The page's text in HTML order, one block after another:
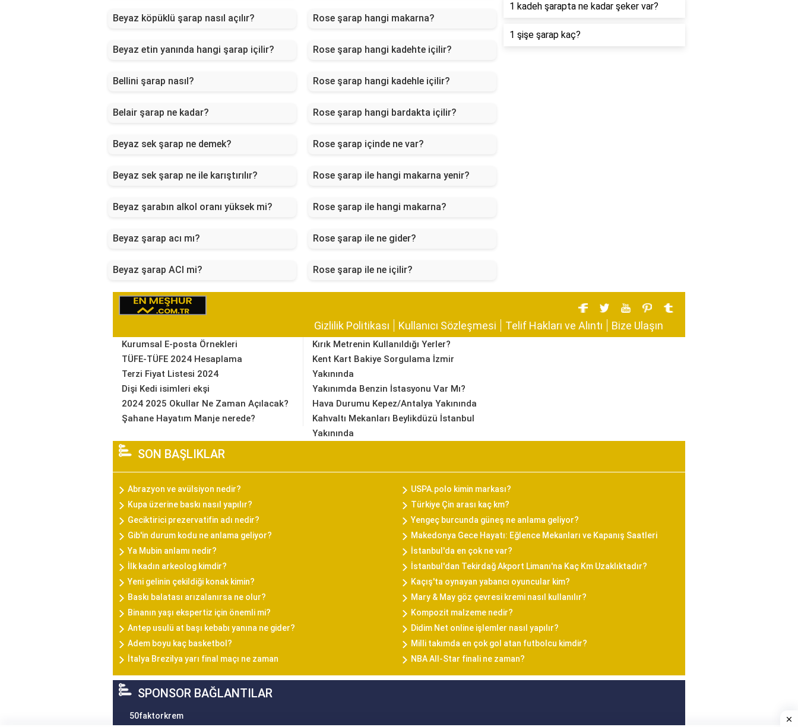
Beyaz köpüklü şarap nasıl açılır? Rose şarap hangi makarna?
Beyaz etin yanında hangi şarap içilir? Rose şarap hangi kadehte içilir?
Bellini şarap nasıl? Rose şarap hangi kadehle içilir?
Belair şarap ne kadar? Rose şarap hangi bardakta içilir?
Beyaz sek şarap ne demek? Rose şarap içinde ne var?
Beyaz sek şarap ne ile karıştırılır? Rose şarap ile hangi makarna yenir?
Beyaz şarabın alkol oranı yüksek mi? Rose şarap ile hangi makarna?
Beyaz şarap acı mı? Rose şarap ile ne gider?
Beyaz şarap ACI mi? Rose şarap ile ne içilir?
1 kadeh şarapta ne kadar şeker var?
1 şişe şarap kaç?
Gizlilik Politikası Kullanıcı Sözleşmesi Telif Hakları ve Alıntı Bize Ulaşın
Kurumsal E-posta Örnekleri
TÜFE-TÜFE 2024 Hesaplama
Terzi Fiyat Listesi 2024
Dişi Kedi isimleri ekşi
2024 2025 Okullar Ne Zaman Açılacak?
Şahane Hayatım Manje nerede?
Kırık Metrenin Kullanıldığı Yerler?
Kent Kart Bakiye Sorgulama İzmir
Yakınında
Yakınımda Benzin İstasyonu Var Mı?
Hava Durumu Kepez/Antalya Yakınında
Kahvaltı Mekanları Beylikdüzü İstanbul
Yakınında
SON BAŞLIKLAR
Abrazyon ve avülsiyon nedir?
USPA.polo kimin markası?
Kupa üzerine baskı nasıl yapılır?
Türkiye Çin arası kaç km?
Geciktirici prezervatifin adı nedir?
Yengeç burcunda güneş ne anlama geliyor?
Gib'in durum kodu ne anlama geliyor?
Makedonya Gece Hayatı: Eğlence Mekanları ve Kapanış Saatleri
Ya Mubin anlamı nedir?
İstanbul'da en çok ne var?
İlk kadın arkeolog kimdir?
İstanbul'dan Tekirdağ Akport Limanı'na Kaç Km Uzaklıktadır?
Yeni gelinin çekildiği konak kimin?
Kaçış'ta oynayan yabancı oyuncular kim?
Baskı balatası arızalanırsa ne olur?
Mary & May göz çevresi kremi nasıl kullanılır?
Binanın yaşı ekspertiz için önemli mi?
Kompozit malzeme nedir?
Antep usulü at başı kebabı yanına ne gider?
Didim Net online işlemler nasıl yapılır?
Adem boyu kaç basketbol?
Milli takımda en çok gol atan futbolcu kimdir?
İtalya Brezilya yarı final maçı ne zaman
NBA All-Star finali ne zaman?
SPONSOR BAĞLANTILAR
50faktorkrem